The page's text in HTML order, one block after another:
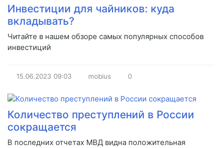
Инвестиции для чайников: куда
вкладывать?
Читайте в нашем обзоре самых популярных способов
инвестиций
15.06.2023 09:03 mobius 0
Количество преступлений в России
сокращается
В последних отчетах МВД видна положительная